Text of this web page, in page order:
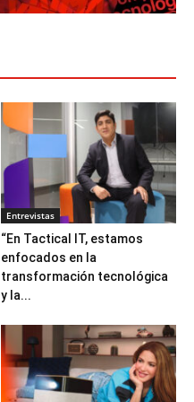
Entrevistas
“En Tactical IT, estamos
enfocados en la
transformación tecnológica
y la...